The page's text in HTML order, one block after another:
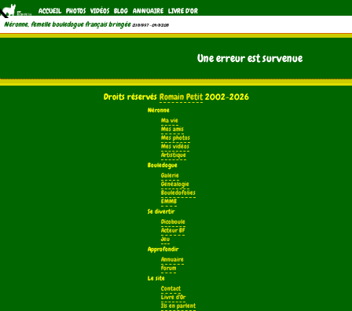
ACCUEIL PHOTOS VIDÉOS BLOG ANNUAIRE LIVRE D'OR
Néronne, femelle bouledogue français bringée (21/11/1997 - 04/11/2011)
Une erreur est survenue
Droits réservés Romain Petit2002-2026
Néronne
Ma vie
Mes amis
Mes photos
Mes vidéos
Artistique
Bouledogue
Galerie
Généalogie
Bouledofolies
EMMB
Se divertir
Dicoboule
Acteur BF
Jeu
Approfondir
Annuaire
Forum
Le site
Contact
Livre d'Or
Ils en parlent